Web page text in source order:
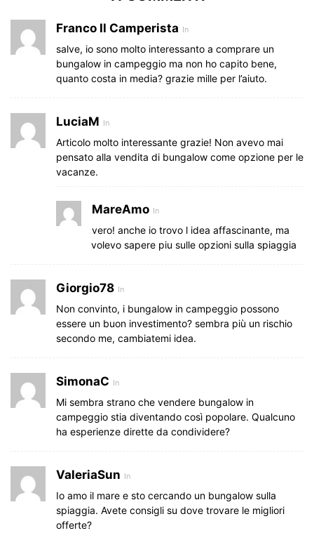
Franco Il Camperista In
salve, io sono molto interessanto a comprare un
bungalow in campeggio ma non ho capito bene,
quanto costa in media? grazie mille per l’aiuto.
LuciaM In
Articolo molto interessante grazie! Non avevo mai
pensato alla vendita di bungalow come opzione per le
vacanze.
MareAmo In
vero! anche io trovo l idea affascinante, ma
volevo sapere piu sulle opzioni sulla spiaggia
Giorgio78 In
Non convinto, i bungalow in campeggio possono
essere un buon investimento? sembra più un rischio
secondo me, cambiatemi idea.
SimonaC In
Mi sembra strano che vendere bungalow in
campeggio stia diventando così popolare. Qualcuno
ha esperienze dirette da condividere?
ValeriaSun In
Io amo il mare e sto cercando un bungalow sulla
spiaggia. Avete consigli su dove trovare le migliori
offerte?